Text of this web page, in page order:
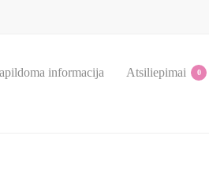
informacija Atsiliepimai 0